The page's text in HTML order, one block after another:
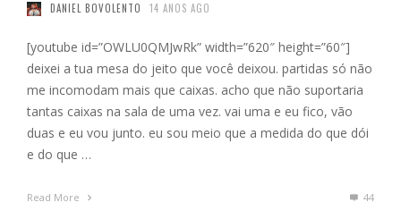
DANIEL BOVOLENTO 14 ANOS AGO
[youtube id=”OWLU0QMJwRk” width=”620″ height=”60″]
deixei a tua mesa do jeito que você deixou. partidas só não
me incomodam mais que caixas. acho que não suportaria
tantas caixas na sala de uma vez. vai uma e eu fico, vão
duas e eu vou junto. eu sou meio que a medida do que dói
e do que …
Read More 44